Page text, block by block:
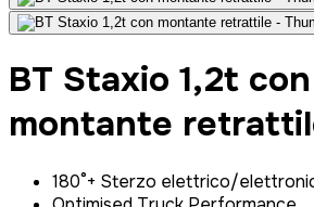
BT Staxio 1,2t con
montante
180°+ Sterzo elettrico/